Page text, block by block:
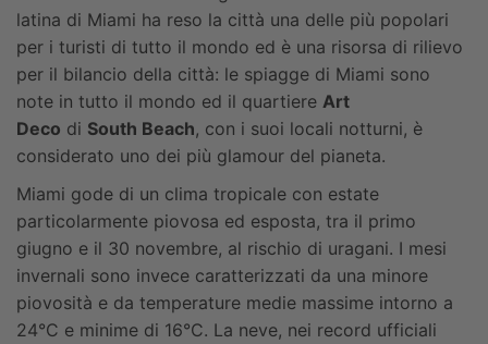
latina di Miami ha reso la città una delle più popolari
per i turisti di tutto il mondo ed è una risorsa di rilievo
per il bilancio della città: le spiagge di Miami sono
note in tutto il mondo ed il quartiere Art
Deco di South Beach, con i suoi locali notturni, è
considerato uno dei più glamour del pianeta.
Miami gode di un clima tropicale con estate
particolarmente piovosa ed esposta, tra il primo
giugno e il 30 novembre, al rischio di uragani. I mesi
invernali sono invece caratterizzati da una minore
piovosità e da temperature medie massime intorno a
24°C e minime di 16°C. La neve, nei record ufficiali